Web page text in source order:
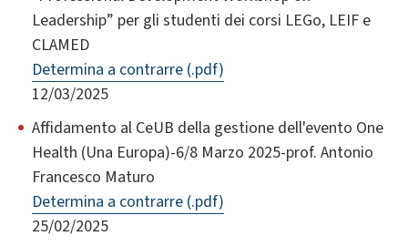
Leadership” per gli studenti dei corsi LEGo, LEIF e
CLAMED
Determina a contrarre (.pdf)
12/03/2025
Affidamento al CeUB della gestione dell'evento One
Health (Una Europa)-6/8 Marzo 2025-prof. Antonio
Francesco Maturo
Determina a contrarre (.pdf)
25/02/2025